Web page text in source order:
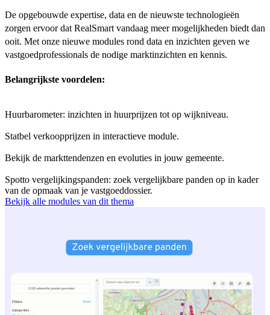
De opgebouwde expertise, data en de nieuwste technologieën
zorgen ervoor dat RealSmart vandaag meer mogelijkheden biedt dan
ooit. Met onze nieuwe modules rond data en inzichten geven we
vastgoedprofessionals de nodige marktinzichten en kennis.
Belangrijkste voordelen:
Huurbarometer: inzichten in huurprijzen tot op wijkniveau.
Statbel verkoopprijzen in interactieve module.
Bekijk de markttendenzen en evoluties in jouw gemeente.
Spotto vergelijkingspanden: zoek vergelijkbare panden op in kader
van de opmaak van je vastgoeddossier.
Bekijk alle modules van dit thema